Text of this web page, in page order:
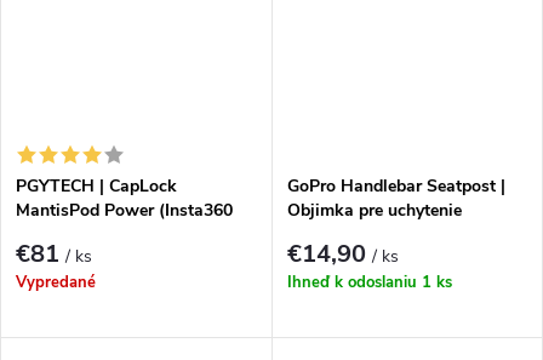
PGYTECH | CapLock
MantisPod Power (Insta360
€81/ ks
Vypredané
GoPro Handlebar Seatpost |
Objimka pre uchytenie
€14,90/ ks
Ihneď k odoslaniu 1 ks